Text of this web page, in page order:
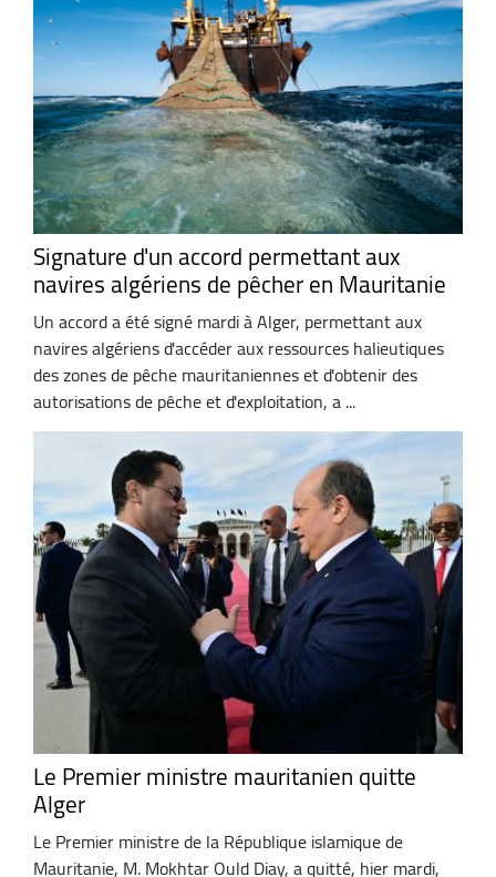
Signature d'un accord permettant aux
navires algériens de pêcher en Mauritanie
Un accord a été signé mardi à Alger, permettant aux
navires algériens d'accéder aux ressources halieutiques
des zones de pêche mauritaniennes et d'obtenir des
autorisations de pêche et d'exploitation, a ...
Le Premier ministre mauritanien quitte
Alger
Le Premier ministre de la République islamique de
Mauritanie, M. Mokhtar Ould Diay, a quitté, hier mardi,